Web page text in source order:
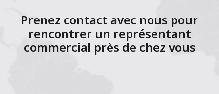
Prenez contact avec nous pour
rencontrer un représentant
commercial près de chez vous